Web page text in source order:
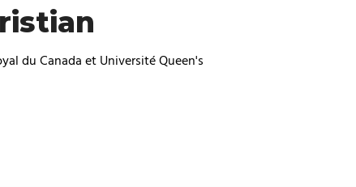
du Canada et Université Queen's